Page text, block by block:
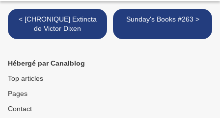
< [CHRONIQUE] Extincta
de Victor Dixen
Sunday's Books #263 >
Hébergé par Canalblog
Top articles
Pages
Contact